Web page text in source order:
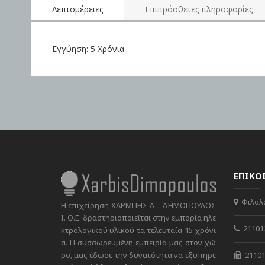
images
Λεπτομέρειες
Εγγύηση: 5 Χρόνια
Επιπρόσθετες πληροφορίες
Η επιχείρηση ΧΑΡΜΠΗΣ Δ. -ΔΗΜΟΠΟΥΛΟΣ
Ι. Ο.Ε. δραστηριοποιείται στην εμπορία ηλε
κτρολογικού υλικού τα τελευταία 15 χρόνι
α. Η συσσωρευμένη εμπειρία μας στον χώ
ρο, μας έδωσε την δυνατότητα να εξυπηρε